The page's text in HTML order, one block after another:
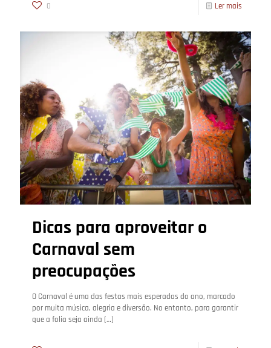
0 Ler mais
Dicas para aproveitar o
Carnaval sem
preocupações
O Carnaval é uma das festas mais esperadas do ano, marcado
por muita música, alegria e diversão. No entanto, para garantir
que a folia seja ainda […]